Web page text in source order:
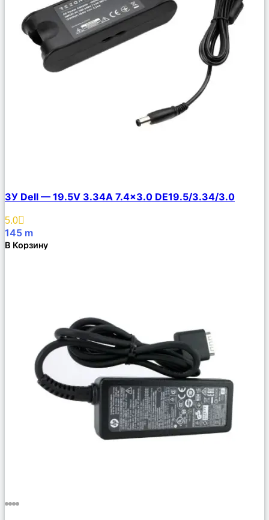
Описание
Избранное
ЗУ Dell — 19.5V 3.34A 7.4×3.0 DE19.5/3.34/3.0
5.0
145 m
В Корзину